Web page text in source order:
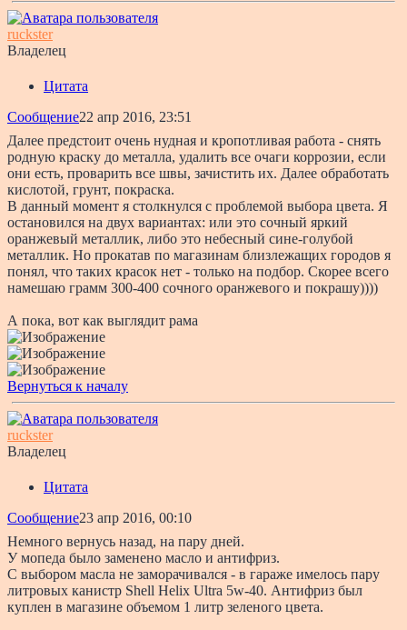
ruckster
Владелец
Цитата
Сообщение22 апр 2016, 23:51
Далее предстоит очень нудная и кропотливая работа - снять
родную краску до металла, удалить все очаги коррозии, если
они есть, проварить все швы, зачистить их. Далее обработать
кислотой, грунт, покраска.
В данный момент я столкнулся с проблемой выбора цвета. Я
остановился на двух вариантах: или это сочный яркий
оранжевый металлик, либо это небесный сине-голубой
металлик. Но прокатав по магазинам близлежащих городов я
понял, что таких красок нет - только на подбор. Скорее всего
намешаю грамм 300-400 сочного оранжевого и покрашу))))
А пока, вот как выглядит рама
Вернуться к началу
ruckster
Владелец
Цитата
Сообщение23 апр 2016, 00:10
Немного вернусь назад, на пару дней.
У мопеда было заменено масло и антифриз.
С выбором масла не заморачивался - в гараже имелось пару
литровых канистр Shell Helix Ultra 5w-40. Антифриз был
куплен в магазине объемом 1 литр зеленого цвета.